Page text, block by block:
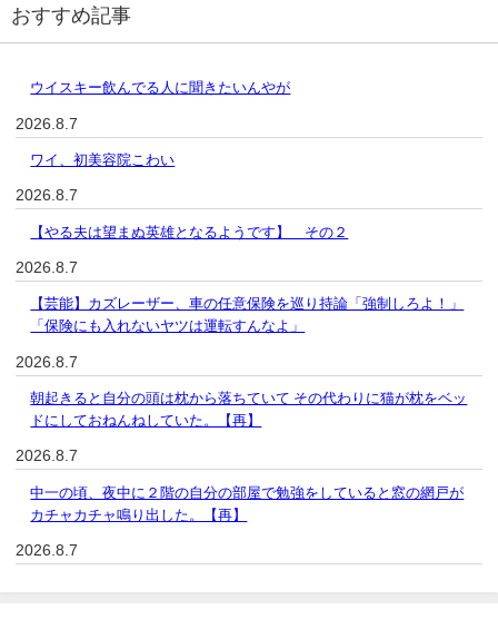
おすすめ記事
ウイスキー飲んでる人に聞きたいんやが
2026.8.7
ワイ、初美容院こわい
2026.8.7
【やる夫は望まぬ英雄となるようです】 その２
2026.8.7
【芸能】カズレーザー、車の任意保険を巡り持論「強制しろよ！」
「保険にも入れないヤツは運転すんなよ」
2026.8.7
朝起きると自分の頭は枕から落ちていて その代わりに猫が枕をベッ
ドにしておねんねしていた。【再】
2026.8.7
中一の頃、夜中に２階の自分の部屋で勉強をしていると窓の網戸が
カチャカチャ鳴り出した。【再】
2026.8.7